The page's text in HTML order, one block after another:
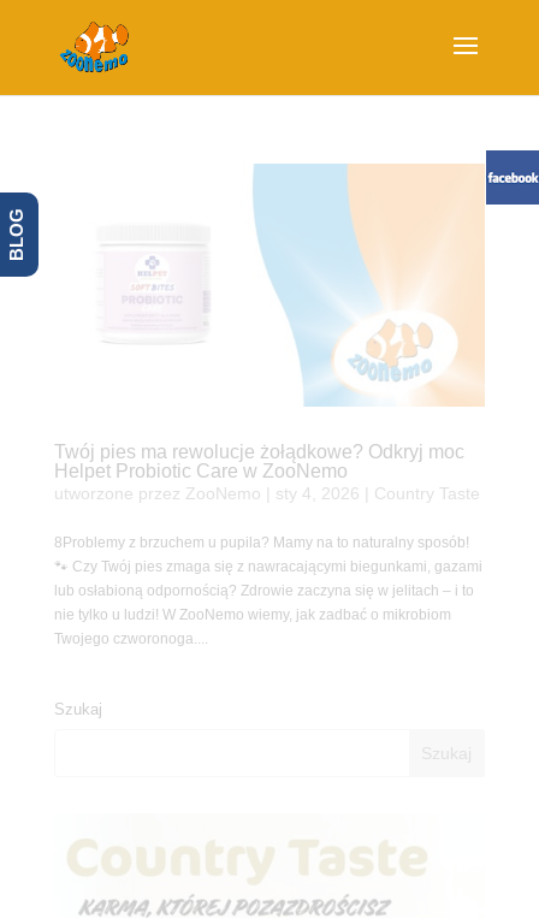
Twój pies ma rewolucje żołądkowe? Odkryj moc
Helpet Probiotic Care w ZooNemo
utworzone przez ZooNemo sty 4, 2026 Country Taste
8Problemy z brzuchem u pupila? Mamy na to naturalny sposób!
🐾 Czy Twój pies zmaga się z nawracającymi biegunkami, gazami
lub osłabioną odpornością? Zdrowie zaczyna się w jelitach – i to
nie tylko u ludzi! W ZooNemo wiemy, jak zadbać o mikrobiom
Twojego czworonoga....
Szukaj
BLOG